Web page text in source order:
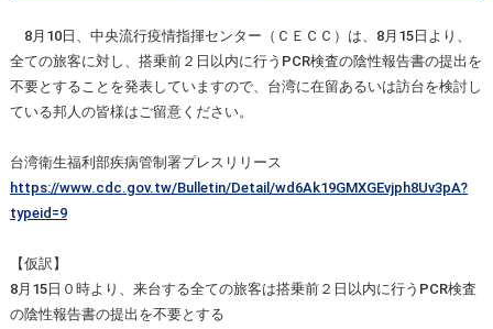
8月10日、中央流行疫情指揮センター（ＣＥＣＣ）は、8月15日より、
全ての旅客に対し、搭乗前２日以内に行うPCR検査の陰性報告書の提出を
不要とすることを発表していますので、台湾に在留あるいは訪台を検討し
ている邦人の皆様はご留意ください。
台湾衛生福利部疾病管制署プレスリリース
https://www.cdc.gov.tw/Bulletin/Detail/wd6Ak19GMXGEvjph8Uv3pA?
typeid=9
【仮訳】
8月15日０時より、来台する全ての旅客は搭乗前２日以内に行うPCR検査
の陰性報告書の提出を不要とする